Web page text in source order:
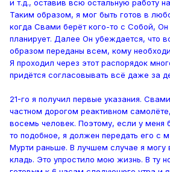
и т.д., оставив всю остальную работу
Таким образом, я мог быть готов в
когда Свами берёт кого-то с Собой, Он
планирует. Далее Он убеждается, что
образом переданы всем, кому
Я проходил через этот распорядок
придётся согласовывать всё даже за
21-го я получил первые указания.
частном дорогом реактивном
восемь человек. Поэтому, если у меня
то подобное, я должен передать его с
Мурти раньше. В лучшем случае я могу
кладь. Это упростило мою жизнь. В ту